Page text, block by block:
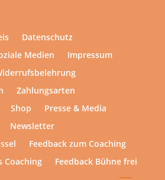
Datenschutz
Medien
Impressum
Zahlungsarten
Shop
Presse & Media
Newsletter
Feedback zum Coaching
Coaching
Feedback Bühne frei